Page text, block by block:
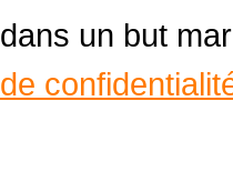
dans un but
de